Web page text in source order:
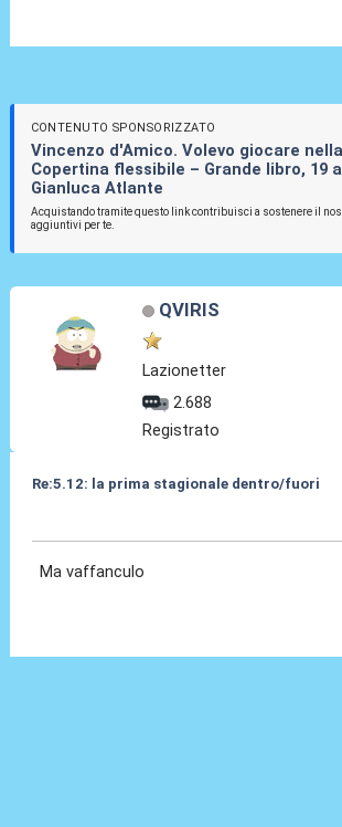
CONTENUTO SPONSORIZZATO
Vincenzo d'Amico. Volevo giocare
Copertina flessibile – Grande libro, 19
Gianluca Atlante
Acquistando tramite questo link contribuisci a sostenere il
aggiuntivi per te.
QVIRIS
Lazionetter
2.688
Registrato
Re:5.12: la prima stagionale dentro/fuori
Ma vaffanculo